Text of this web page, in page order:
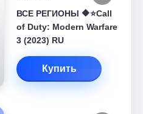
ВСЕ РЕГИОНЫ 🔶⭐Call
of Duty: Modern Warfare
3 (2023) RU
Купить